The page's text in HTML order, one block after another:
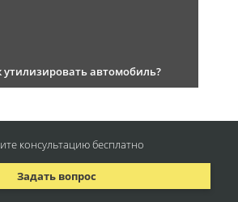
утилизировать автомобиль?
Задать вопрос
консультациюбесплатно